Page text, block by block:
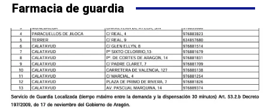
Farmacia de guardia